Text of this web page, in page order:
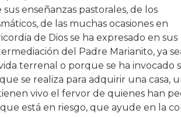
enseñanzas pastorales, de los
de las muchas ocasiones en
de Dios se ha expresado en sus
del Padre Marianito, ya
terrenal o porque se ha invocado
se realiza para adquirir una casa,
vivo el fervor de quienes han
está en riesgo, que ayude en la